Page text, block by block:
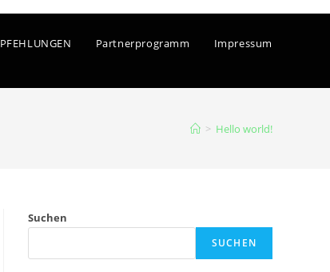
Partnerprogramm Impressum
> Hello world!
Suchen
SUCHEN